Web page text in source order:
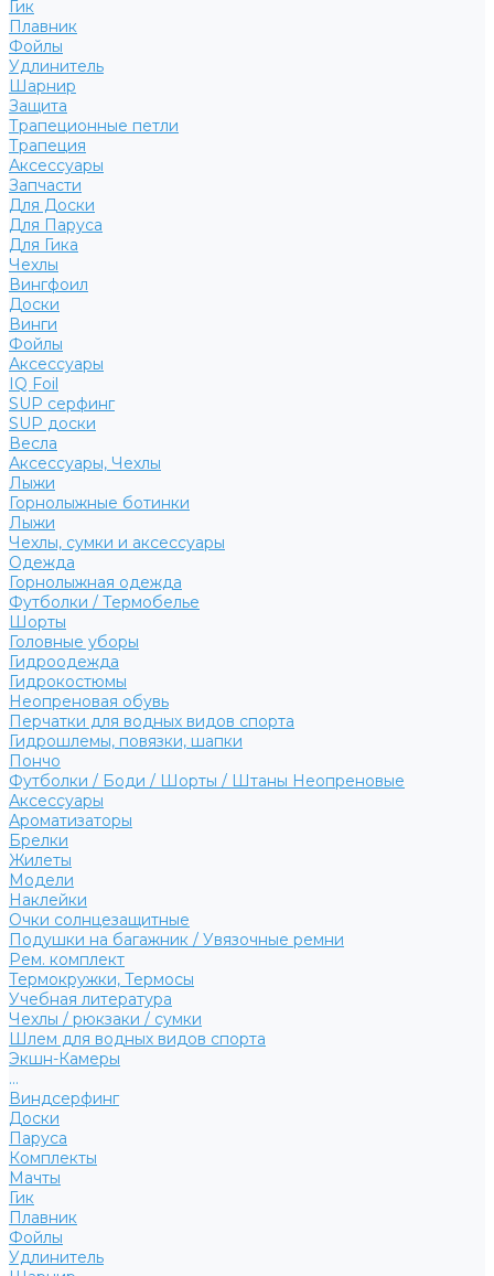
Гик
Плавник
Фойлы
Удлинитель
Шарнир
Защита
Трапеционные петли
Трапеция
Аксессуары
Запчасти
Для Доски
Для Паруса
Для Гика
Чехлы
Вингфоил
Доски
Винги
Фойлы
Аксессуары
IQ Foil
SUP серфинг
SUP доски
Весла
Аксессуары, Чехлы
Лыжи
Горнолыжные ботинки
Лыжи
Чехлы, сумки и аксессуары
Одежда
Горнолыжная одежда
Футболки / Термобелье
Шорты
Головные уборы
Гидроодежда
Гидрокостюмы
Неопреновая обувь
Перчатки для водных видов спорта
Гидрошлемы, повязки, шапки
Пончо
Футболки / Боди / Шорты / Штаны Неопреновые
Аксессуары
Ароматизаторы
Брелки
Жилеты
Модели
Наклейки
Очки солнцезащитные
Подушки на багажник / Увязочные ремни
Рем. комплект
Термокружки, Термосы
Учебная литература
Чехлы / рюкзаки / сумки
Шлем для водных видов спорта
Экшн-Камеры
...
Виндсерфинг
Доски
Паруса
Комплекты
Мачты
Гик
Плавник
Фойлы
Удлинитель